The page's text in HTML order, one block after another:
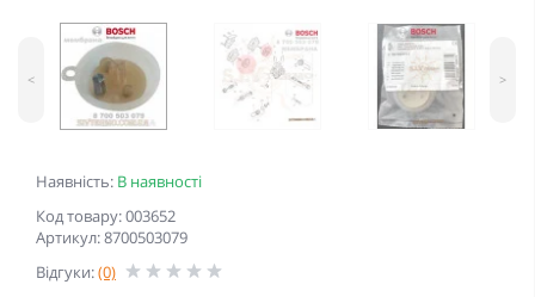
Наявність: В наявності
Код товару: 003652
Артикул: 8700503079
Відгуки:(0)
< >